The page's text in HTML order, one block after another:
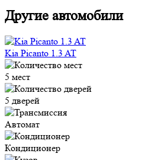
Другие автомобили
Kia Picanto 1.3 AT
5 мест
5 дверей
Автомат
Кондиционер